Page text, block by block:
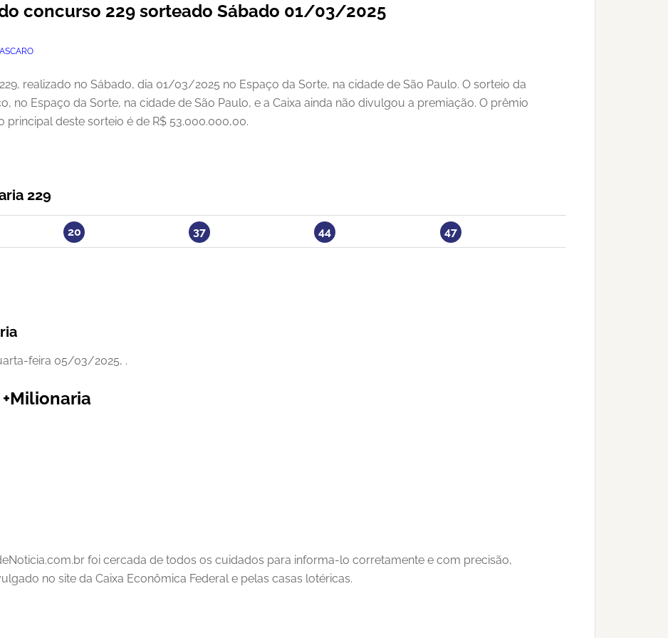
concurso 229 sorteado Sábado 01/03/2025
realizado no Sábado, dia 01/03/2025 no Espaço da Sorte, na cidade de São Paulo. O sorteio da
no Espaço da Sorte, na cidade de São Paulo, e a Caixa ainda não divulgou a premiação. O prêmio
deste sorteio é de R$ 53.000.000,00.
229
20 37 44 47
feira 05/03/2025, .
foi cercada de todos os cuidados para informa-lo corretamente e com precisão,
no site da Caixa Econômica Federal e pelas casas lotéricas.